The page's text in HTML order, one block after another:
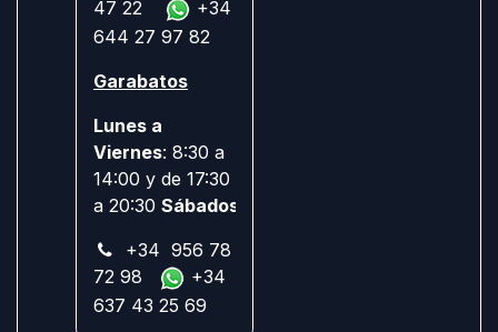
47 22
+34
644 27 97 82
Garabatos
Lunes a
Viernes: 8:30 a
14:00 y de 17:30
a 20:30 Sábados:
+34 956 78
72 98
+34
637 43 25 69